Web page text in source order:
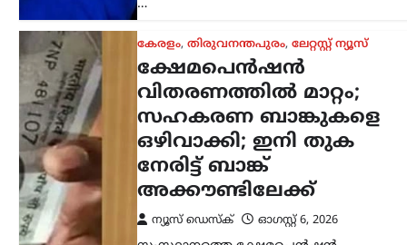
അവസാനിപ്പിച്ച്, തുക നേരിട്ട്…
ട്രെൻഡിംഗ്,ദേശീയം,ലേറ്റസ്റ്റ് ന്യൂസ്
ജെൻ Zഉം ജെൻ
ആൽഫയും കൂടുതൽ
സത്യസന്ധർ; വിദ്യാഭ്യാസ
സംവിധാനത്തിൽ
പരിഷ്കാരം വേണം:
മോഹൻ ഭാഗവത്
ന്യൂസ് ഡെസ്ക് ഓഗസ്റ്റ്‌ 6, 2026